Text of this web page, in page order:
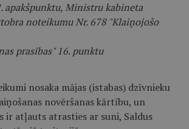
apakšpunktu, Ministru kabineta
noteikumu Nr. 678 "Klaiņojošo
prasības" 16. punktu
nosaka mājas (istabas) dzīvnieku
novēršanas kārtību, un
ir atļauts atrasties ar suni, Saldus